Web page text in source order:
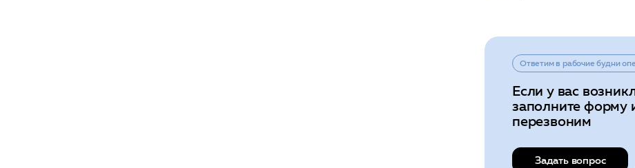
Ответим в рабочие будни
Если у вас
заполните форму
перезвоним
Задать вопрос